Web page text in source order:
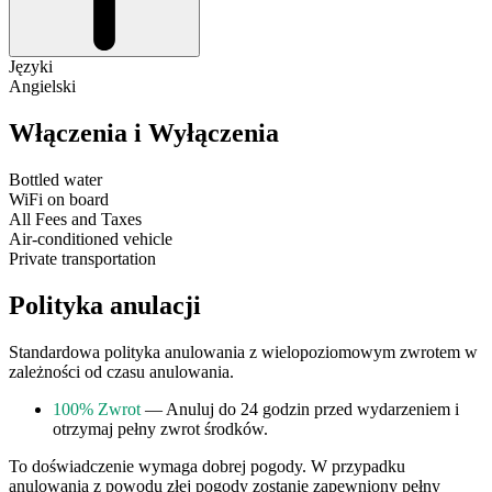
Języki
Angielski
Włączenia i Wyłączenia
Bottled water
WiFi on board
All Fees and Taxes
Air-conditioned vehicle
Private transportation
Polityka anulacji
Standardowa polityka anulowania z wielopoziomowym zwrotem w
zależności od czasu anulowania.
100% Zwrot — Anuluj do 24 godzin przed wydarzeniem i
otrzymaj pełny zwrot środków.
To doświadczenie wymaga dobrej pogody. W przypadku
anulowania z powodu złej pogody zostanie zapewniony pełny